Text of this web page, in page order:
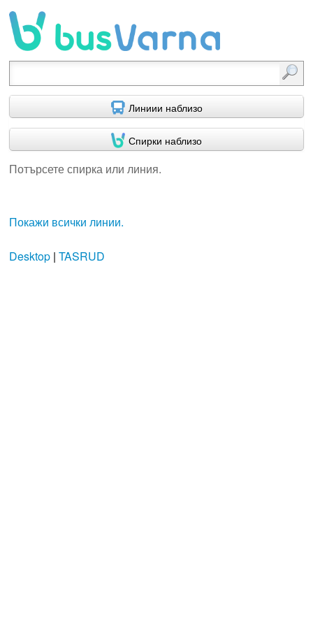
Линиии наблизо
Спирки наблизо
Потърсете спирка или линия.
Покажи всички линии.
Desktop| TASRUD